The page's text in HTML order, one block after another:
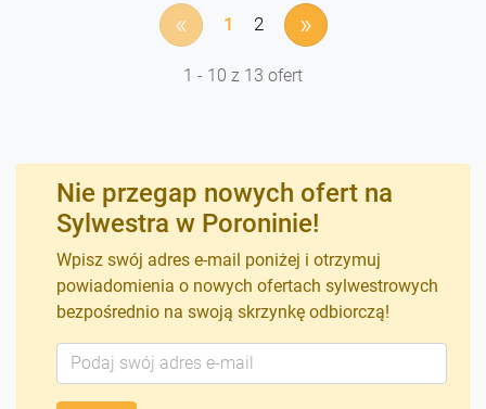
« 1 2 »
1 - 10 z 13 ofert
Nie przegap nowych ofert na
Sylwestra w Poroninie!
Wpisz swój adres e-mail poniżej i otrzymuj
powiadomienia o nowych ofertach sylwestrowych
bezpośrednio na swoją skrzynkę odbiorczą!